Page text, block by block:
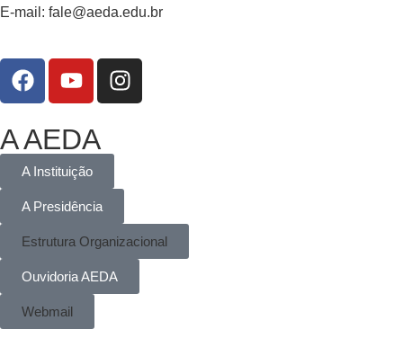
E-mail: fale@aeda.edu.br
A AEDA
A Instituição
A Presidência
Estrutura Organizacional
Ouvidoria AEDA
Webmail